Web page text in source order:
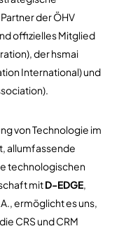
der ÖHV
offizielles Mitglied
der hsmai
International) und
von Technologie im
allumfassende
technologischen
mitD-EDGE,
ermöglicht es uns,
CRS und CRM